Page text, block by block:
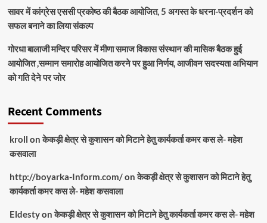
सावर में कांग्रेस एससी प्रकोष्ठ की बैठक आयोजित, 5 अगस्त के धरना-प्रदर्शन को
सफल बनाने का लिया संकल्प
गोरधा बालाजी मन्दिर परिसर में मीणा समाज विकास संस्थान की मासिक बैठक हुई
आयोजित ,सम्मान समारोह आयोजित करने पर हुआ निर्णय, आजीवन सदस्यता अभियान
को गति देने पर जोर
Recent Comments
kroll onकेकड़ी क्षेत्र से कुशासन को मिटाने हेतु कार्यकर्ता कमर कस ले- महेश
कसवाला
http://boyarka-Inform.com/onकेकड़ी क्षेत्र से कुशासन को मिटाने हेतु
कार्यकर्ता कमर कस ले- महेश कसवाला
Eldestyonकेकड़ी क्षेत्र से कुशासन को मिटाने हेतु कार्यकर्ता कमर कस ले- महेश